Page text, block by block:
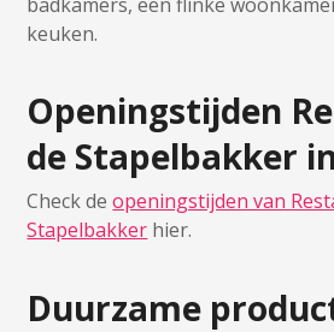
keuken.
Openingstijden
de Stapelbakker
Check deopeningstijden van
Stapelbakker hier.
Duurzame